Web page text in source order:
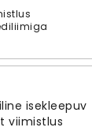
isekleepuv
viimistlus